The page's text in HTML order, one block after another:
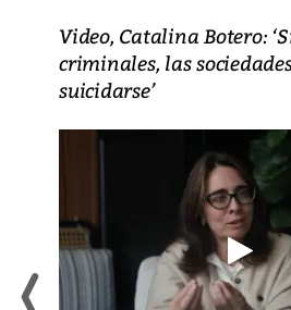
Video, Catalina Botero:
criminales, las
suicidarse’